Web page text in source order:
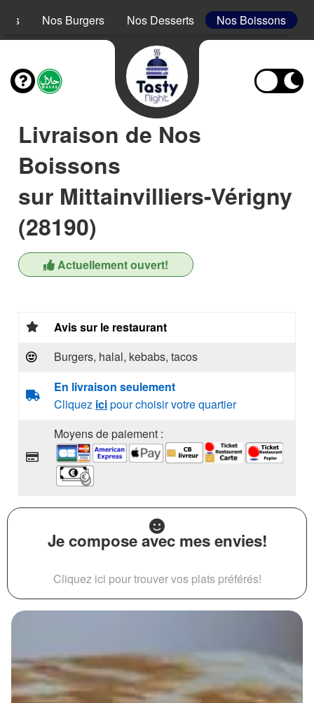
Nos Burgers Nos Desserts Nos Boissons
Livraison de Nos
Boissons
sur Mittainvilliers-Vérigny
(28190)
Actuellement ouvert!
Avis sur le restaurant
Burgers, halal, kebabs, tacos
En livraison seulement
Cliquez icipour choisir votre quartier
Moyens de paiement :
Je compose avec mes envies!
Cliquez ici pour trouver vos plats préférés!